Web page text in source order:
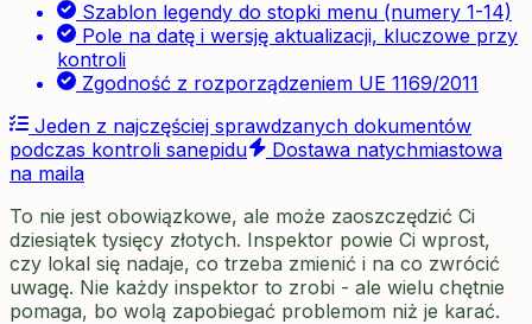
Szablon legendy do stopki menu (numery 1-14)
Pole na datę i wersję aktualizacji, kluczowe przy
kontroli
Zgodność z rozporządzeniem UE 1169/2011
Jeden z najczęściej sprawdzanych dokumentów
podczas kontroli sanepidu
Dostawa natychmiastowa
na maila
To nie jest obowiązkowe, ale może zaoszczędzić Ci
dziesiątek tysięcy złotych. Inspektor powie Ci wprost,
czy lokal się nadaje, co trzeba zmienić i na co zwrócić
uwagę. Nie każdy inspektor to zrobi - ale wielu chętnie
pomaga, bo wolą zapobiegać problemom niż je karać.